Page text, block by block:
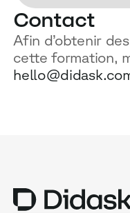
Contact
Afin d’obtenir
cette formation,